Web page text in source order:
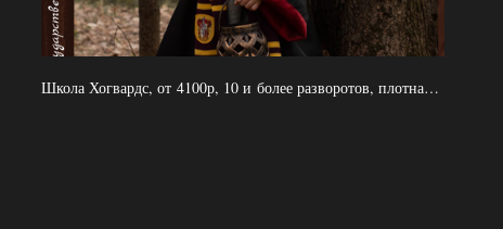
Школа Хогвардс, от 4100р, 10 и более разворотов, плотная обложка, мягкие страницы, 2 выезда, без учета аренды студии